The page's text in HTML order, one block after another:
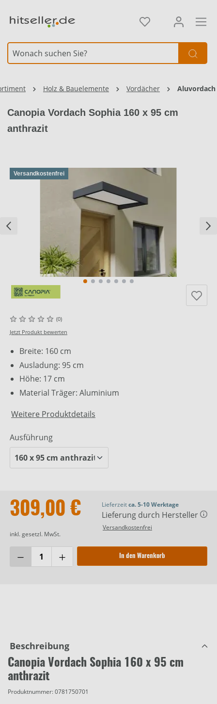
Holz & Bauelemente Vordächer Aluvordach
Canopia Vordach Sophia 160 x 95 cm
anthrazit
Versandkostenfrei
(0)
Jetzt Produkt bewerten
Breite: 160 cm
Ausladung: 95 cm
Höhe: 17 cm
Material Träger: Aluminium
Weitere Produktdetails
Ausführung
309,00 €
inkl. gesetzl. MwSt.
Lieferzeitca. 5-10 Werktage
Lieferung durch Hersteller
Versandkostenfrei
In den Warenkorb
Beschreibung
Canopia Vordach Sophia 160 x 95 cm
anthrazit
Produktnummer:0781750701